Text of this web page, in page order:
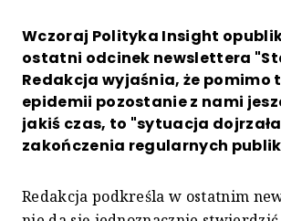
Wczoraj Polityka Insight
ostatni odcinek newslettera
Redakcja wyjaśnia, że pomimo
epidemii pozostanie z nami
jakiś czas, to "sytuacja
zakończenia regularnych
Redakcja podkreśla w ostatnim